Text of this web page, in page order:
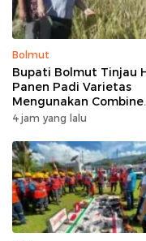
Bolmut
Bupati Bolmut Tinjau
Panen Padi Varietas
Mengunakan Combine
Harvester
4 jam yang lalu